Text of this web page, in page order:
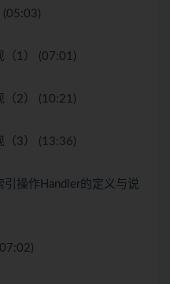
(05:03)
（1） (07:01)
（2） (10:21)
（3） (13:36)
操作Handler的定义与说